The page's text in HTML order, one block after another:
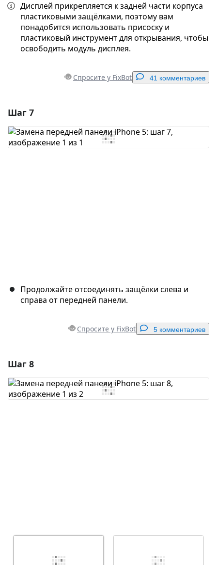
Дисплей прикрепляется к задней части корпуса
пластиковыми защёлками, поэтому вам
понадобится использовать присоску и
пластиковый инструмент для открывания, чтобы
освободить модуль дисплея.
Спросите у FixBot 41 комментариев
Добавить комментарий
Шаг 7
Продолжайте отсоединять защёлки слева и
справа от передней панели.
Спросите у FixBot 5 комментариев
Добавить комментарий
Шаг 8